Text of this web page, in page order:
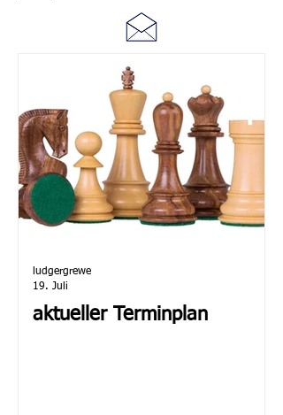
aktueller Terminplan
ludgergrewe
19. Juli